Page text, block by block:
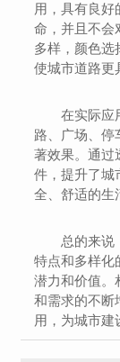
用，具有良
命，并且不会
多样，颜色选
使城市道路更
在实际应
路、广场、停
著效果。通过
件，提升了城
全、舒适的生
总的来说
特点和多样化
潜力和价值。
和需求的不断
用，为城市建